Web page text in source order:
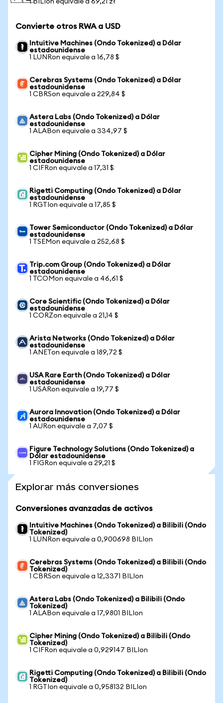
1 BILIon equivale a 69,21 zł
Convierte otros RWA a USD
Intuitive Machines (Ondo Tokenized) a Dólar
estadounidense
1 LUNRon equivale a 16,78 $
Cerebras Systems (Ondo Tokenized) a Dólar
estadounidense
1 CBRSon equivale a 229,84 $
Astera Labs (Ondo Tokenized) a Dólar
estadounidense
1 ALABon equivale a 334,97 $
Cipher Mining (Ondo Tokenized) a Dólar
estadounidense
1 CIFRon equivale a 17,31 $
Rigetti Computing (Ondo Tokenized) a Dólar
estadounidense
1 RGTIon equivale a 17,85 $
Tower Semiconductor (Ondo Tokenized) a Dólar
estadounidense
1 TSEMon equivale a 252,68 $
Trip.com Group (Ondo Tokenized) a Dólar
estadounidense
1 TCOMon equivale a 46,61 $
Core Scientific (Ondo Tokenized) a Dólar
estadounidense
1 CORZon equivale a 21,14 $
Arista Networks (Ondo Tokenized) a Dólar
estadounidense
1 ANETon equivale a 189,72 $
USA Rare Earth (Ondo Tokenized) a Dólar
estadounidense
1 USARon equivale a 19,77 $
Aurora Innovation (Ondo Tokenized) a Dólar
estadounidense
1 AURon equivale a 7,07 $
Figure Technology Solutions (Ondo Tokenized) a
Dólar estadounidense
1 FIGRon equivale a 29,21 $
Explorar más conversiones
Conversiones avanzadas de activos
Intuitive Machines (Ondo Tokenized) a Bilibili (Ondo
Tokenized)
1 LUNRon equivale a 0,900698 BILIon
Cerebras Systems (Ondo Tokenized) a Bilibili (Ondo
Tokenized)
1 CBRSon equivale a 12,3371 BILIon
Astera Labs (Ondo Tokenized) a Bilibili (Ondo
Tokenized)
1 ALABon equivale a 17,9801 BILIon
Cipher Mining (Ondo Tokenized) a Bilibili (Ondo
Tokenized)
1 CIFRon equivale a 0,929147 BILIon
Rigetti Computing (Ondo Tokenized) a Bilibili (Ondo
Tokenized)
1 RGTIon equivale a 0,958132 BILIon